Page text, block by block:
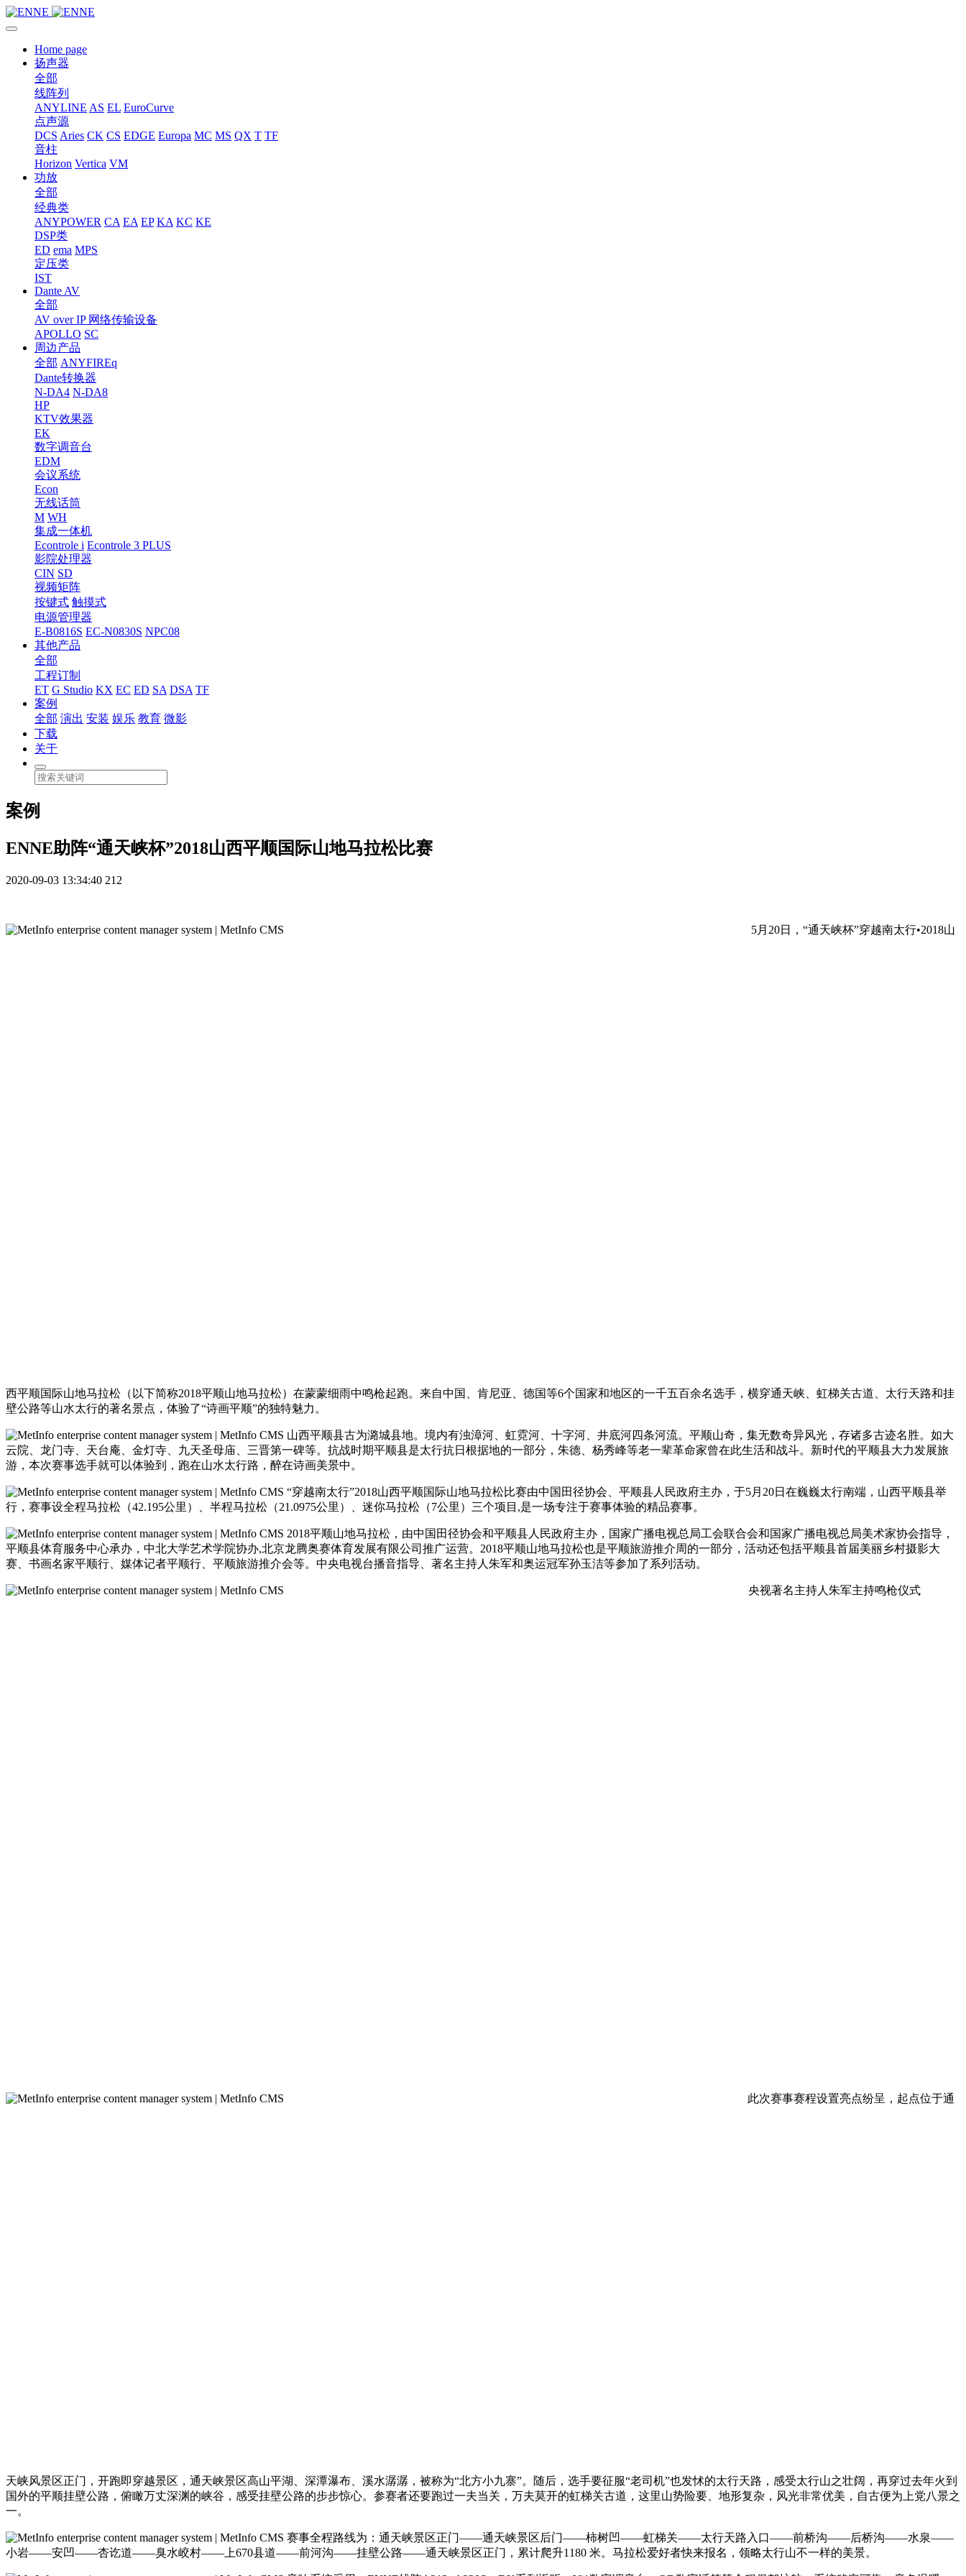
Home page
扬声器
全部
线阵列
ANYLINE AS EL EuroCurve
点声源
DCS Aries CK CS EDGE Europa MC MS QX T TF
音柱
Horizon Vertica VM
功放
全部
经典类
ANYPOWER CA EA EP KA KC KE
DSP类
ED ema MPS
定压类
IST
Dante AV
全部
AV over IP 网络传输设备
APOLLO SC
周边产品
全部 ANYFIREq
Dante转换器
N-DA4 N-DA8
HP
KTV效果器
EK
数字调音台
EDM
会议系统
Econ
无线话筒
M WH
集成一体机
Econtrole i Econtrole 3 PLUS
影院处理器
CIN SD
视频矩阵
按键式 触摸式
电源管理器
E-B0816S EC-N0830S NPC08
其他产品
全部
工程订制
ET G Studio KX EC ED SA DSA TF
案例
全部 演出 安装 娱乐 教育 微影
下载
关于
案例
ENNE助阵“通天峡杯”2018山西平顺国际山地马拉松比赛
2020-09-03 13:34:40 212
5月20日，“通天峡杯”穿越南太行•2018山
西平顺国际山地马拉松（以下简称2018平顺山地马拉松）在蒙蒙细雨中鸣枪起跑。来自中国、肯尼亚、德国等6个国家和地区的一千五百余名选手，横穿通天峡、虹梯关古道、太行天路和挂
壁公路等山水太行的著名景点，体验了“诗画平顺”的独特魅力。
山西平顺县古为潞城县地。境内有浊漳河、虹霓河、十字河、井底河四条河流。平顺山奇，集无数奇异风光，存诸多古迹名胜。如大
云院、龙门寺、天台庵、金灯寺、九天圣母庙、三晋第一碑等。抗战时期平顺县是太行抗日根据地的一部分，朱德、杨秀峰等老一辈革命家曾在此生活和战斗。新时代的平顺县大力发展旅
游，本次赛事选手就可以体验到，跑在山水太行路，醉在诗画美景中。
“穿越南太行”2018山西平顺国际山地马拉松比赛由中国田径协会、平顺县人民政府主办，于5月20日在巍巍太行南端，山西平顺县举
行，赛事设全程马拉松（42.195公里）、半程马拉松（21.0975公里）、迷你马拉松（7公里）三个项目,是一场专注于赛事体验的精品赛事。
2018平顺山地马拉松，由中国田径协会和平顺县人民政府主办，国家广播电视总局工会联合会和国家广播电视总局美术家协会指导，
平顺县体育服务中心承办，中北大学艺术学院协办,北京龙腾奥赛体育发展有限公司推广运营。2018平顺山地马拉松也是平顺旅游推介周的一部分，活动还包括平顺县首届美丽乡村摄影大
赛、书画名家平顺行、媒体记者平顺行、平顺旅游推介会等。中央电视台播音指导、著名主持人朱军和奥运冠军孙玉洁等参加了系列活动。
央视著名主持人朱军主持鸣枪仪式
此次赛事赛程设置亮点纷呈，起点位于通
天峡风景区正门，开跑即穿越景区，通天峡景区高山平湖、深潭瀑布、溪水潺潺，被称为“北方小九寨”。随后，选手要征服“老司机”也发怵的太行天路，感受太行山之壮阔，再穿过去年火到
国外的平顺挂壁公路，俯瞰万丈深渊的峡谷，感受挂壁公路的步步惊心。参赛者还要跑过一夫当关，万夫莫开的虹梯关古道，这里山势险要、地形复杂，风光非常优美，自古便为上党八景之
一。
赛事全程路线为：通天峡景区正门——通天峡景区后门——柿树凹——虹梯关——太行天路入口——前桥沟——后桥沟——水泉——
小岩——安凹——杏讫道——臭水峧村——上670县道——前河沟——挂壁公路——通天峡景区正门，累计爬升1180 米。马拉松爱好者快来报名，领略太行山不一样的美景。